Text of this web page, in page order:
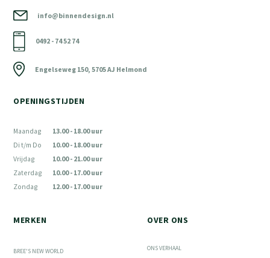
info@binnendesign.nl
0492 - 74 52 74
Engelseweg 150, 5705 AJ Helmond
OPENINGSTIJDEN
Maandag
Di t/m Do
Vrijdag
Zaterdag
Zondag
13.00 - 18.00 uur
10.00 - 18.00 uur
10.00 - 21.00 uur
10.00 - 17.00 uur
12.00 - 17.00 uur
MERKEN
BREE'S NEW WORLD
OVER ONS
ONS VERHAAL